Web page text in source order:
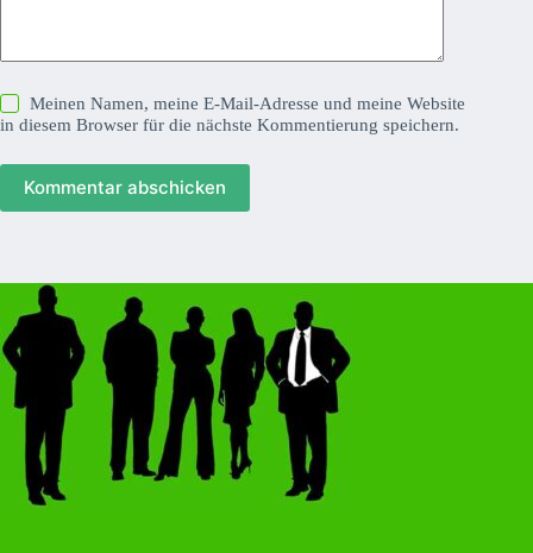
Meinen Namen, meine E-Mail-Adresse und meine Website
in diesem Browser für die nächste Kommentierung speichern.
Kommentar abschicken